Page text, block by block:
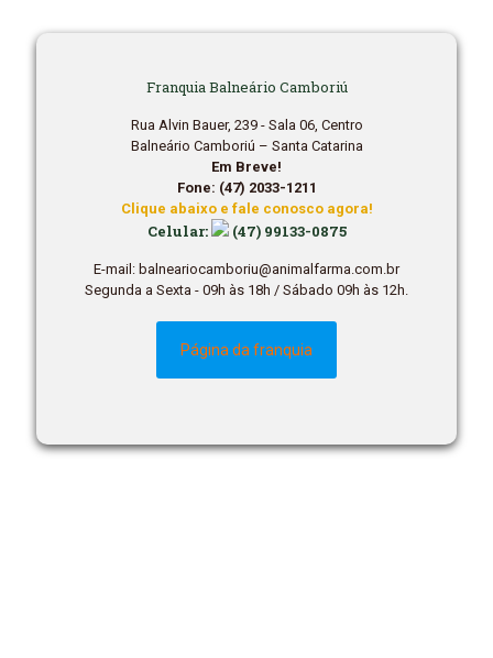
Franquia Balneário Camboriú
Rua Alvin Bauer, 239 - Sala 06, Centro
Balneário Camboriú – Santa Catarina
Em Breve!
Fone: (47) 2033-1211
Clique abaixo e fale conosco agora!
Celular: (47) 99133-0875
E-mail: balneariocamboriu@animalfarma.com.br
Segunda a Sexta - 09h às 18h / Sábado 09h às 12h.
Página da franquia